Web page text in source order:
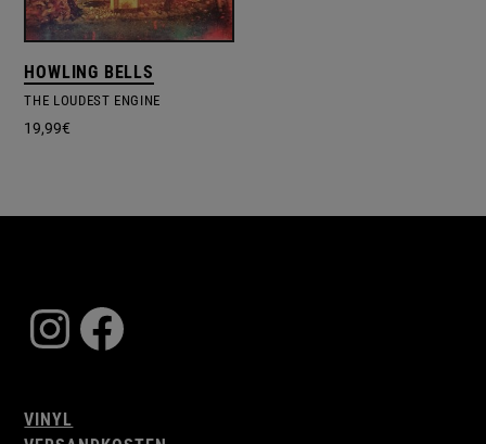
HOWLING BELLS
THE LOUDEST ENGINE
19,99€
Instagram
Facebook
VINYL